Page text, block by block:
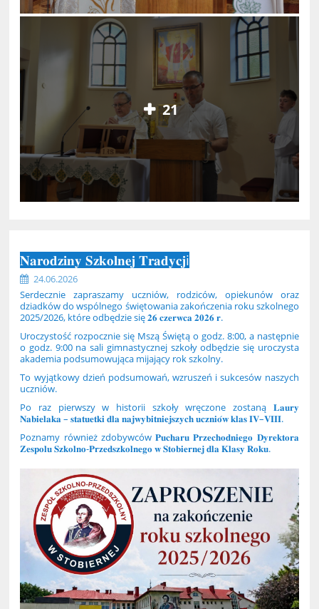
21
𝐍𝐚𝐫𝐨𝐝𝐳𝐢𝐧𝐲 𝐒𝐳𝐤𝐨𝐥𝐧𝐞𝐣 𝐓𝐫𝐚𝐝𝐲𝐜𝐣i
24.06.2026
Serdecznie zapraszamy uczniów, rodziców, opiekunów oraz
dziadków do wspólnego świętowania zakończenia roku szkolnego
2025/2026, które odbędzie się 𝟐𝟔 𝐜𝐳𝐞𝐫𝐰𝐜𝐚 𝟐𝟎𝟐𝟔 𝐫.
Uroczystość rozpocznie się Mszą Świętą o godz. 8:00, a następnie
o godz. 9:00 na sali gimnastycznej szkoły odbędzie się uroczysta
akademia podsumowująca mijający rok szkolny.
To wyjątkowy dzień podsumowań, wzruszeń i sukcesów naszych
uczniów.
Po raz pierwszy w historii szkoły wręczone zostaną 𝐋𝐚𝐮𝐫𝐲
𝐍𝐚𝐛𝐢𝐞𝐥𝐚𝐤𝐚 – 𝐬𝐭𝐚𝐭𝐮𝐞𝐭𝐤𝐢 𝐝𝐥𝐚 𝐧𝐚𝐣𝐰𝐲𝐛𝐢𝐭𝐧𝐢𝐞𝐣𝐬𝐳𝐲𝐜𝐡 𝐮𝐜𝐳𝐧𝐢𝐨́𝐰 𝐤𝐥𝐚𝐬 𝐈𝐕–𝐕𝐈𝐈𝐈.
Poznamy również zdobywców 𝐏𝐮𝐜𝐡𝐚𝐫𝐮 𝐏𝐫𝐳𝐞𝐜𝐡𝐨𝐝𝐧𝐢𝐞𝐠𝐨 𝐃𝐲𝐫𝐞𝐤𝐭𝐨𝐫𝐚
𝐙𝐞𝐬𝐩𝐨𝐥𝐮 𝐒𝐳𝐤𝐨𝐥𝐧𝐨-𝐏𝐫𝐳𝐞𝐝𝐬𝐳𝐤𝐨𝐥𝐧𝐞𝐠𝐨 𝐰 𝐒𝐭𝐨𝐛𝐢𝐞𝐫𝐧𝐞𝐣 𝐝𝐥𝐚 𝐊𝐥𝐚𝐬𝐲 𝐑𝐨𝐤𝐮.